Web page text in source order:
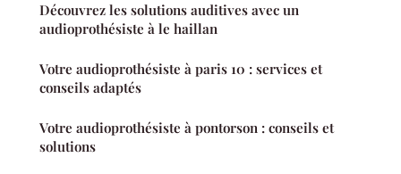
Découvrez les solutions auditives avec un
audioprothésiste à le haillan
Votre audioprothésiste à paris 10 : services et
conseils adaptés
Votre audioprothésiste à pontorson : conseils et
solutions